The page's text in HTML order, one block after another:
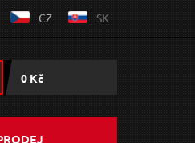
CZ SK
0 Kč